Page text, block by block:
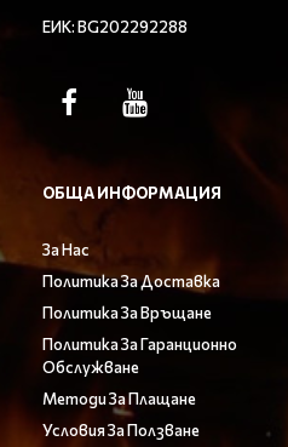
ЕИК: BG202292288
ОБЩА ИНФОРМАЦИЯ
За Нас
Политика За Доставка
Политика За Връщане
Политика За Гаранционно
Обслужване
Методи За Плащане
Условия За Ползване